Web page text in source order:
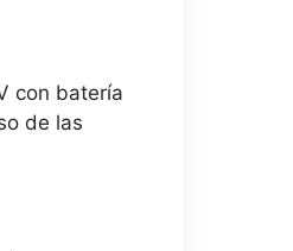
con batería
de las